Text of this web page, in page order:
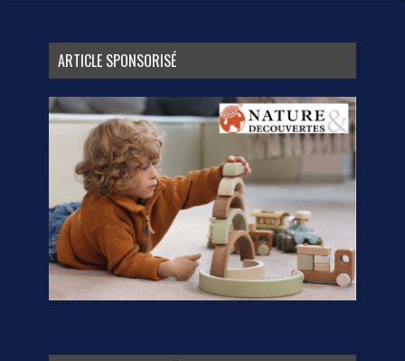
ARTICLE SPONSORISÉ